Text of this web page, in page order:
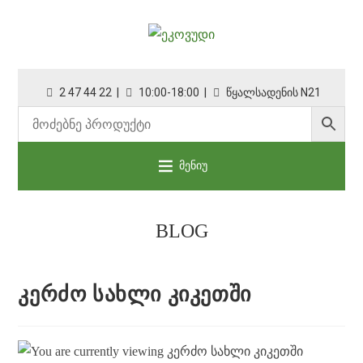
2 47 44 22 | 10:00-18:00 | წყალსადენის N21
მენიუ
BLOG
ᲙᲔᲠᲫᲝ ᲡᲐᲮᲚᲘ ᲙᲘᲙᲔᲗᲨᲘ